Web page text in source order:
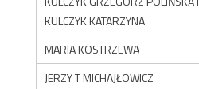
KULCZYK KATARZYNA
MARIA KOSTRZEWA
JERZY T MICHAJŁOWICZ